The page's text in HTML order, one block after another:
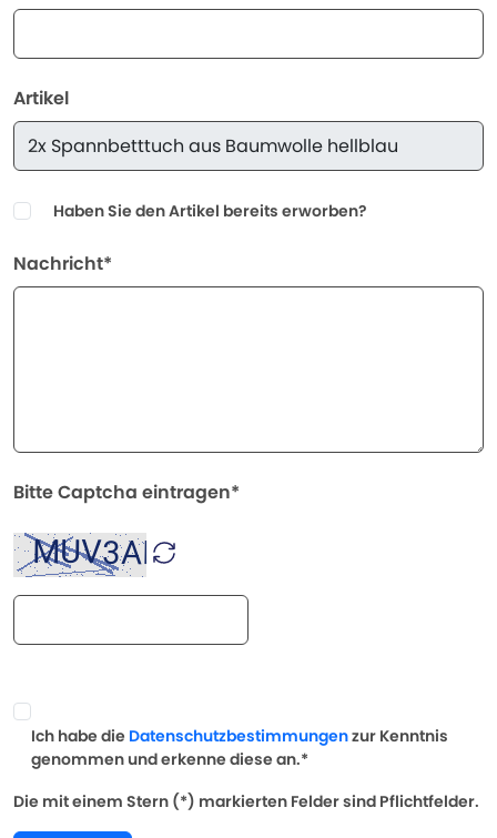
Artikel
Haben Sie den Artikel bereits erworben?
Nachricht*
Bitte Captcha eintragen*
Ich habe die Datenschutzbestimmungenzur Kenntnis
genommen und erkenne diese an.*
Die mit einem Stern (*) markierten Felder sind Pflichtfelder.